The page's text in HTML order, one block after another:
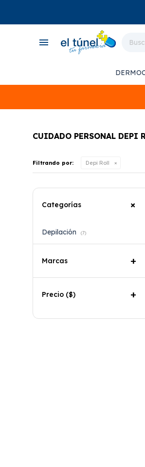
menu
CUIDADO PERSONAL DEPI
Filtrando por: Depi Roll
Categorías
Depilación (7)
Marcas
Precio ($)
close
store
local_shipping